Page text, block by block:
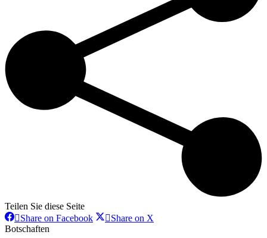
Teilen Sie diese Seite
Share on FacebookShareShare on X
Botschaften